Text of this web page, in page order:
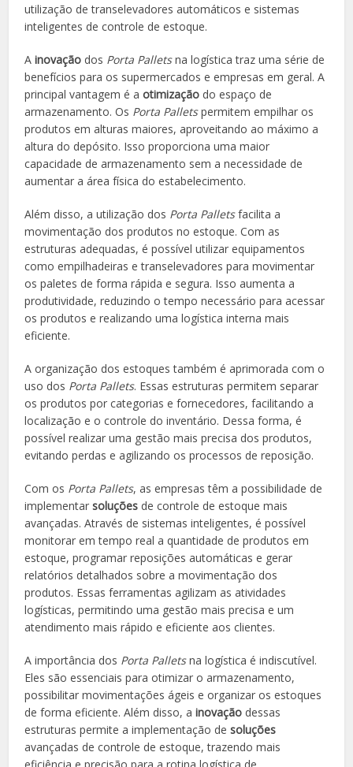
utilização de transelevadores automáticos e sistemas
inteligentes de controle de estoque.
Ainovação dos Porta Palletsna logística traz uma série de
benefícios para os supermercados e empresas em geral. A
principal vantagem é aotimização do espaço de
armazenamento. Os Porta Palletspermitem empilhar os
produtos em alturas maiores, aproveitando ao máximo a
altura do depósito. Isso proporciona uma maior
capacidade de armazenamento sem a necessidade de
aumentar a área física do estabelecimento.
Além disso, a utilização dos Porta Palletsfacilita a
movimentação dos produtos no estoque. Com as
estruturas adequadas, é possível utilizar equipamentos
como empilhadeiras e transelevadores para movimentar
os paletes de forma rápida e segura. Isso aumenta a
produtividade, reduzindo o tempo necessário para acessar
os produtos e realizando uma logística interna mais
eficiente.
A organização dos estoques também é aprimorada com o
uso dos Porta Pallets. Essas estruturas permitem separar
os produtos por categorias e fornecedores, facilitando a
localização e o controle do inventário. Dessa forma, é
possível realizar uma gestão mais precisa dos produtos,
evitando perdas e agilizando os processos de reposição.
Com os Porta Pallets, as empresas têm a possibilidade de
implementarsoluções de controle de estoque mais
avançadas. Através de sistemas inteligentes, é possível
monitorar em tempo real a quantidade de produtos em
estoque, programar reposições automáticas e gerar
relatórios detalhados sobre a movimentação dos
produtos. Essas ferramentas agilizam as atividades
logísticas, permitindo uma gestão mais precisa e um
atendimento mais rápido e eficiente aos clientes.
A importância dos Porta Palletsna logística é indiscutível.
Eles são essenciais para otimizar o armazenamento,
possibilitar movimentações ágeis e organizar os estoques
de forma eficiente. Além disso, ainovação dessas
estruturas permite a implementação desoluções
avançadas de controle de estoque, trazendo mais
eficiência e precisão para a rotina logística de